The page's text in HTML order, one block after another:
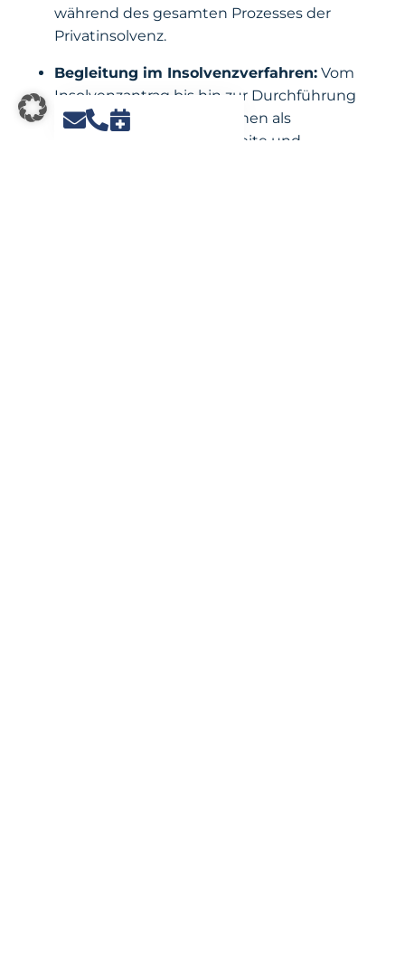
während des gesamten Prozesses der
Privatinsolvenz.
Begleitung im Insolvenzverfahren: Vom
Insolvenzantrag bis hin zur Durchführung
der Insolvenz stehe ich Ihnen als
verlässlicher Partner zur Seite und